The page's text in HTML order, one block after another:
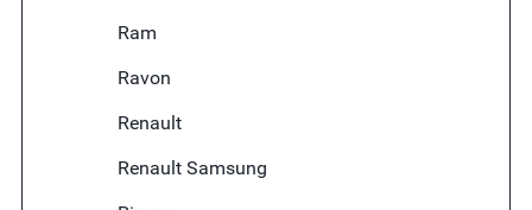
Ram
Ravon
Renault
Renault Samsung